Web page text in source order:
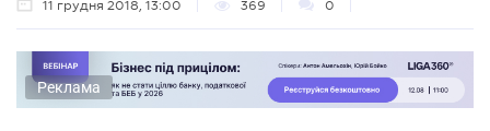
11 грудня 2018, 13:00 369 0
Реклама